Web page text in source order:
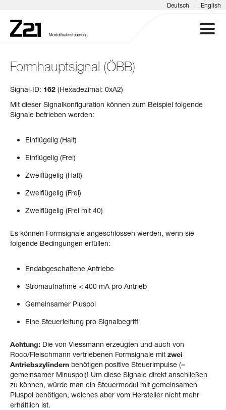
Deutsch | English
Modellbahnsteuerung
Z21 SYSTEM
INFOTAGE
Formhauptsignal (ÖBB)
Signal-ID: 162 (Hexadezimal: 0xA2)
Mit dieser Signalkonfiguration können zum Beispiel folgende
Signale betrieben werden:
Einflügelig (Halt)
Einflügelig (Frei)
Zweiflügelig (Halt)
Zweiflügelig (Frei)
Zweiflügelig (Frei mit 40)
Es können Formsignale angeschlossen werden, wenn sie
folgende Bedingungen erfüllen:
Endabgeschaltene Antriebe
Stromaufnahme < 400 mA pro Antrieb
Gemeinsamer Pluspol
Eine Steuerleitung pro Signalbegriff
Achtung: Die von Viessmann erzeugten und auch von
Roco/Fleischmann vertriebenen Formsignale mit zwei
Antriebszylindern benötigen positive Steuerimpulse (=
gemeinsamer Minuspol)! Um diese Signale direkt anschließen
zu können, würde man ein Steuermodul mit gemeinsamen
Pluspol benötigen, welches aber vom Hersteller nicht mehr
erhältlich ist.